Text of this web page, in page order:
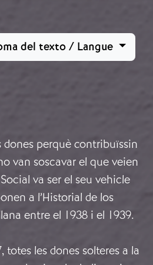
del texto / Langue
perquè contribuïssin
van soscavar el que veien
va ser el seu vehicle
a l’Historial de los
entre el 1938 i el 1939.
totes les dones solteres a la